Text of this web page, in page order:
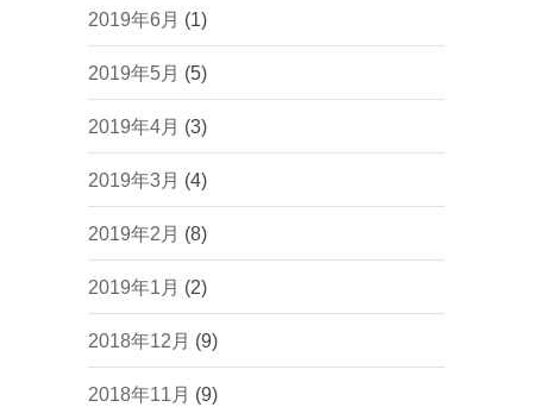
2019年6月 (1)
2019年5月 (5)
2019年4月 (3)
2019年3月 (4)
2019年2月 (8)
2019年1月 (2)
2018年12月 (9)
2018年11月 (9)